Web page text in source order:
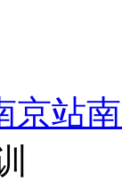
京站